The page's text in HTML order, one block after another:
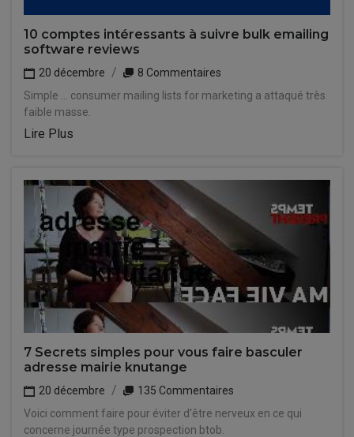
10 comptes intéressants à suivre bulk emailing
software reviews
20 décembre
8 Commentaires
Simple ... consumer mailing lists for marketing a attaqué très
faible masse.
Lire Plus
7 Secrets simples pour vous faire basculer
adresse mairie knutange
20 décembre
135 Commentaires
Voici comment faire pour éviter d'être nerveux en ce qui
concerne journée type prospection btob.